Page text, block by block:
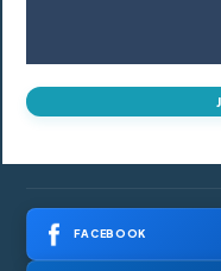
FACEBOOK